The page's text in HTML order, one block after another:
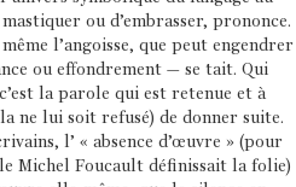
ou d’embrasser, prononce.
l’angoisse, que peut engendrer
ou effondrement – se tait. Qui
la parole qui est retenue et à
ne lui soit refusé) de donner suite.
l’ « absence d’œuvre » (pour
Michel Foucault définissait la folie)